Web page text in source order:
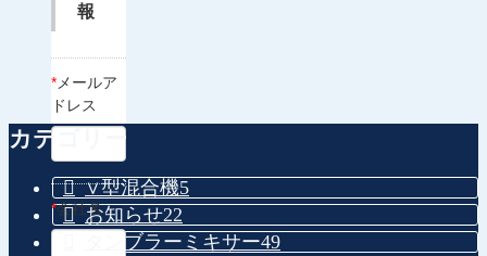
報
*メールア
ドレス
*会社名
カテゴリー
∨型混合機5
お知らせ22
タンブラーミキサー49